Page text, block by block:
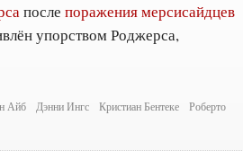
послепоражения мерсисайдцев
упорством Роджерса,
Айб Дэнни Ингс Кристиан Бентеке
Роберто